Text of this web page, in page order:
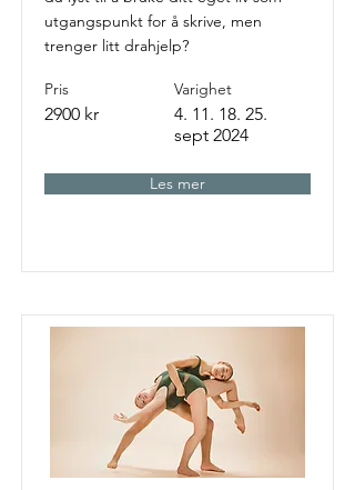
utgangspunkt for å skrive, men
trenger litt drahjelp?
Pris
2900 kr
Varighet
4. 11. 18. 25.
sept 2024
Les mer